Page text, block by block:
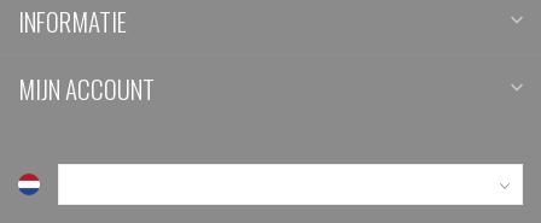
INFORMATIE
MIJN ACCOUNT